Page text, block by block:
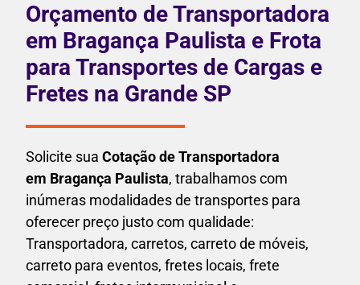
Orçamento de Transportadora
em Bragança Paulista e Frota
para Transportes de Cargas e
Fretes na Grande SP
Solicite sua Cotação de Transportadora
em Bragança Paulista, trabalhamos com
inúmeras modalidades de transportes para
oferecer preço justo com qualidade:
Transportadora, carretos, carreto de móveis,
carreto para eventos, fretes locais, frete